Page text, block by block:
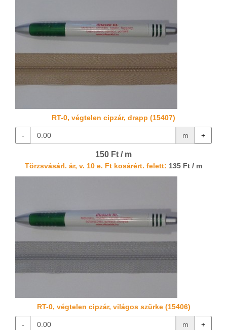
RT-0, végtelen cipzár, drapp (15407)
- m +
150 Ft / m
Törzsvásárl. ár, v. 10 e. Ft kosárért. felett: 135 Ft / m
RT-0, végtelen cipzár, világos szürke (15406)
- m +